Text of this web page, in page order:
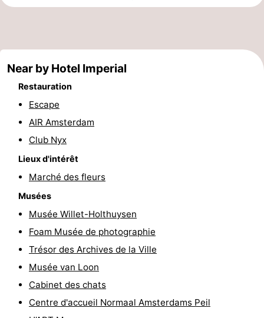
Églises
-
Attractions
Croisières
Experiences
Villages
villes
Visites
guidées
Sports
Faire
Randonnée
Divertissement
Near by Hotel Imperial
Restauration
Escape
AIR Amsterdam
Club Nyx
Lieux d'intérêt
Marché des fleurs
Musées
Musée Willet-Holthuysen
Foam Musée de photographie
Trésor des Archives de la Ville
Musée van Loon
Cabinet des chats
Centre d'accueil Normaal Amsterdams Peil